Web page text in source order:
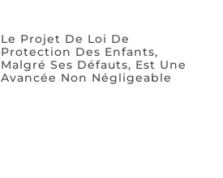
Le Projet De Loi De
Protection Des Enfants,
Malgré Ses Défauts, Est Une
Avancée Non Négligeable